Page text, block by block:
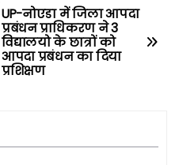
UP-नोएडा में जिला आपदा
प्रबंधन प्राधिकरण ने 3
विद्यालयो के छात्रों को
आपदा प्रबंधन का दिया
प्रशिक्षण